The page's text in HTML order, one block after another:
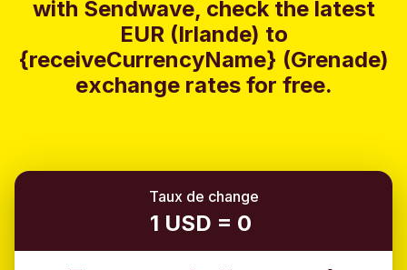
with Sendwave, check the latest
EUR (Irlande) to
{receiveCurrencyName} (Grenade)
exchange rates for free.
Taux de change
1 USD = 0